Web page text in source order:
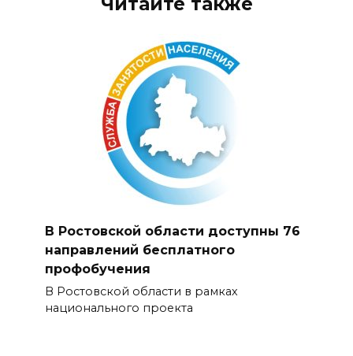
В Ростовской области доступны 76
направлений бесплатного
профобучения
В Ростовской области в рамках
национального проекта